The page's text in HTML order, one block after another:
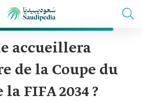
accueillera
de la Coupe du
FIFA 2034 ?